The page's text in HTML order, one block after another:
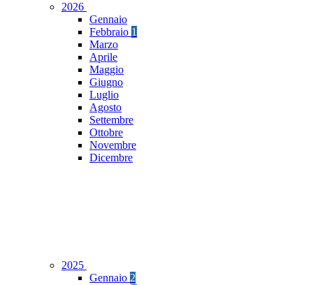
2026
Gennaio
Febbraio 1
Marzo
Aprile
Maggio
Giugno
Luglio
Agosto
Settembre
Ottobre
Novembre
Dicembre
2025
Gennaio 2